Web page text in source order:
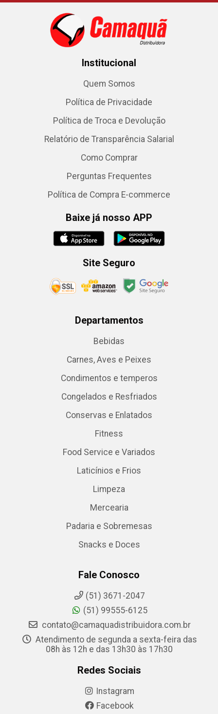
Institucional
Quem Somos
Política de Privacidade
Política de Troca e Devolução
Relatório de Transparência Salarial
Como Comprar
Perguntas Frequentes
Política de Compra E-commerce
Baixe já nosso APP
Site Seguro
Departamentos
Bebidas
Carnes, Aves e Peixes
Condimentos e temperos
Congelados e Resfriados
Conservas e Enlatados
Fitness
Food Service e Variados
Laticínios e Frios
Limpeza
Mercearia
Padaria e Sobremesas
Snacks e Doces
Fale Conosco
(51) 3671-2047
(51) 99555-6125
contato@camaquadistribuidora.com.br
Atendimento de segunda a sexta-feira das
08h às 12h e das 13h30 às 17h30
Redes Sociais
Instagram
Facebook